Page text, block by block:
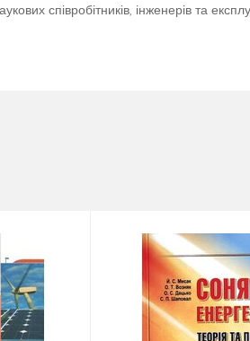
співробітників, інженерів та